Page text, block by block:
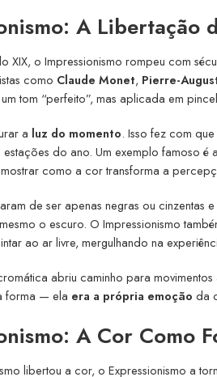
A Libertação
XIX, o Impressionismo rompeu com
como Claude Monet, Pierre-
tom “perfeito”, mas aplicada em
a luz do momento. Isso fez com
do ano. Um exemplo famoso é
como a cor transforma a
de ser apenas negras ou cinzentas
o escuro. O Impressionismo
ao ar livre, mergulhando na
abriu caminho para
forma — ela era a própria emoção da
A Cor Como
libertou a cor, o Expressionismo a